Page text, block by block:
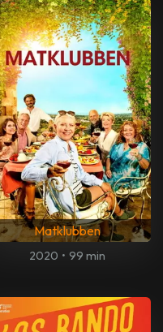
Matklubben
2020 • 99 min